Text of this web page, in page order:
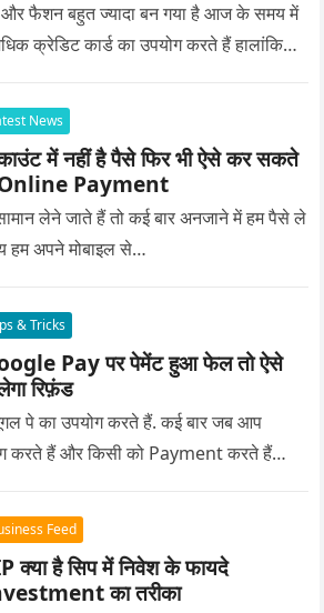
फैशन बहुत ज्यादा बन गया है आज के समय में
क्रेडिट कार्ड का उपयोग करते हैं हालांकि…
News
में नहीं है पैसे फिर भी ऐसे कर सकते
Payment
लेने जाते हैं तो कई बार अनजाने में हम पैसे ले
हम अपने मोबाइल से…
& Tricks
Pay पर पेमेंट हुआ फेल तो ऐसे
रिफ़ंड
पे का उपयोग करते हैं. कई बार जब आप
करते हैं और किसी को Payment करते हैं…
Feed
क्या है सिप में निवेश के फायदे
का तरीका